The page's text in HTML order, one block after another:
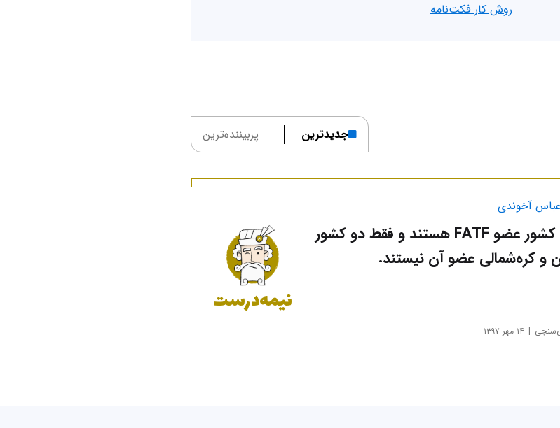
روش کار فکت‌نامه
جدیدترین پربیننده‌ترین
عباس آخوندی
۱۹۴ کشور عضو FATF هستند و فقط دو کشور
و کره‌شمالی عضو آن نیستند.
نیمه‌درست
۱۴ مهر ۱۳۹۷